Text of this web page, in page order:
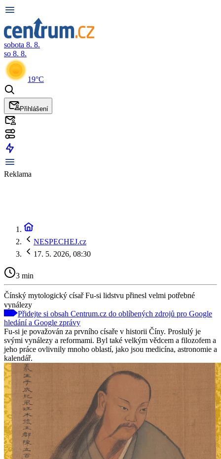
sobota 8. 8.
so 8. 8.
19°C
Přihlášení
Reklama
NESPECHEJ.cz
17. 5. 2026, 08:30
3 min
Čínský mytologický císař Fu-si lidstvu přinesl velmi potřebné
vynálezy
Přidejte si obsah Centrum.cz do oblíbených zdrojů pro Google
hledání a Google zprávy
Fu-si je považován za prvního císaře v historii Číny. Proslulý je
svými vynálezy a reformami. Byl také velkým vědcem a filozofem a
jeho práce ovlivnily mnoho oblastí, jako jsou medicína, astronomie a
kalendář.